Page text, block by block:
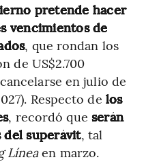
pretende hacer
vencimientos de
, que rondan los
de US$2.700
en julio de
Respecto de los
, recordó que serán
del superávit, tal
Líneaen marzo.